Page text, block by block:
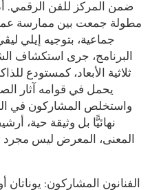
ضمن المركز للفن الرقمي.
مطولة جمعت بين ممارسة
جماعية، بتوجيه إيلي
البرنامج، جرى استكشاف
ثلاثية الأبعاد، كمستودع
يحمل في قوامه آثار
واستخلص المشاركون في
نهائيًّا بل وثيقة حية،
المعنى، المعرض ليس مجرد
الفنانون المشاركون: يوناتان